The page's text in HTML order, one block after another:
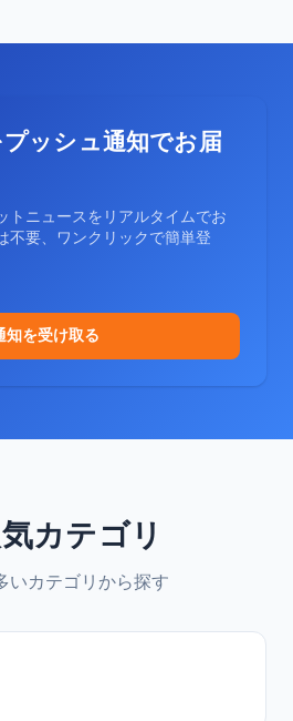
ッシュ通知でお届
トニュースをリアルタイムでお
不要、ワンクリックで簡単登
知を受け取る
カテゴリ
いカテゴリから探す